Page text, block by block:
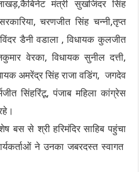
मंत्री सुखजिंदर सिंह
चरणजीत सिंह चन्नी,तृप्त
डैनी वडाला , विधायक कुलजीत
वेरका, विधायक सुनील दत्ती,
अमरेंद्र सिंह राजा वडिंग, जगदेव
सिंहरिंटू, पंजाब महिला कांग्रेस
बस से श्री हरिमंदिर साहिब पहुंचा
ने उनका जबरदस्त स्वागत